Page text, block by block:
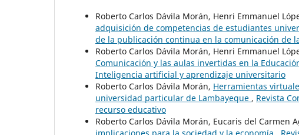
Roberto Carlos Dávila Morán, Henri Emmanuel
adquisición de competencias de estudiantes
de la publicación continua en la comunicación de
Roberto Carlos Dávila Morán, Henri Emmanuel
Comunicación y las aulas invertidas en la
Inteligencia artificial y aprendizaje universitario
Roberto Carlos Dávila Morán, Herramientas
universidad particular de Lambayeque , Revista
recurso educativo
Roberto Carlos Dávila Morán, Eucaris del Carmen